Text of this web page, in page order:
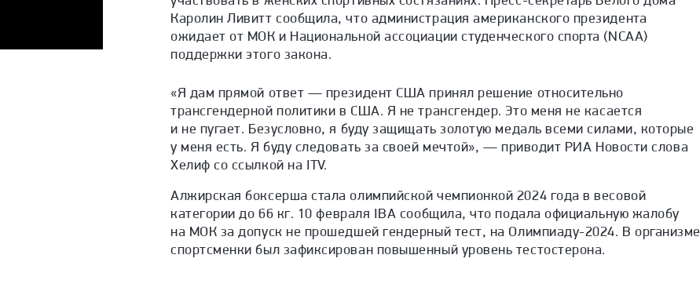
Каролин Ливитт сообщила, что администрация американского президента
ожидает от МОК и Национальной ассоциации студенческого спорта (NCAA)
поддержки этого закона.
«Я дам прямой ответ — президент США принял решение относительно
трансгендерной политики в США. Я не трансгендер. Это меня не касается
и не пугает. Безусловно, я буду защищать золотую медаль всеми силами, которые
у меня есть. Я буду следовать за своей мечтой», — приводит РИА Новостислова
Хелиф со ссылкой на ITV.
Алжирская боксерша стала олимпийской чемпионкой 2024 года в весовой
категории до 66 кг. 10 февраля IBA сообщила, что подала официальную жалобу
на МОК за допуск не прошедшей гендерный тест, на Олимпиаду-2024. В организме
спортсменки был зафиксирован повышенный уровень тестостерона.